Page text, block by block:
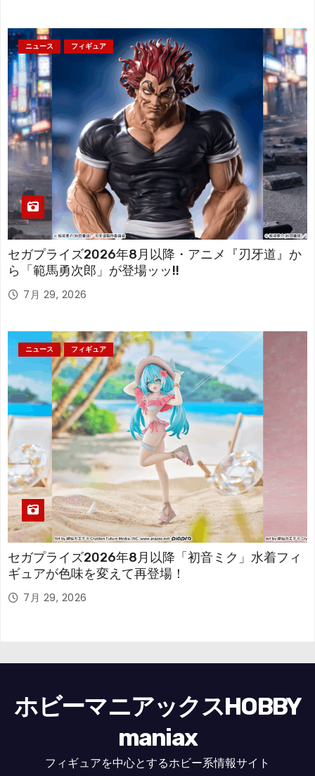
ニュース フィギュア
セガプライズ2026年8月以降・アニメ『刃牙道』か
ら「範馬勇次郎」が登場ッッ!!
7月 29, 2026
ニュース フィギュア
セガプライズ2026年8月以降「初音ミク」水着フィ
ギュアが色味を変えて再登場！
7月 29, 2026
ホビーマニアックスHOBBY
maniax
フィギュアを中心とするホビー系情報サイト